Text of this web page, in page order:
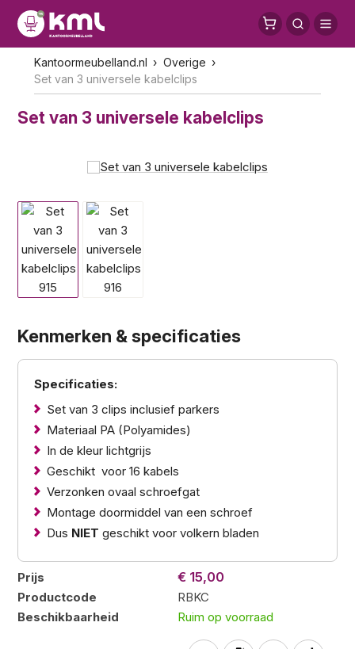
Kantoormeubelland.nl
Overige
Set van 3 universele kabelclips
Set van 3 universele kabelclips
Kenmerken & specificaties
Specificaties:
Set van 3 clips inclusief parkers
Materiaal PA (Polyamides)
In de kleur lichtgrijs
Geschikt voor 16 kabels
Verzonken ovaal schroefgat
Montage doormiddel van een schroef
Dus NIET geschikt voor volkern bladen
Prijs € 15,00
Productcode
RBKC
Beschikbaarheid
Ruim op voorraad